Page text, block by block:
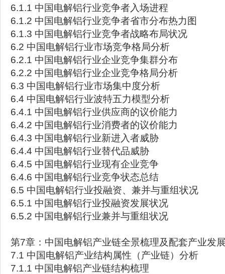
6.1.1 中国电解铝行业竞争者入场进程
6.1.2 中国电解铝行业竞争者省市分布热力图
6.1.3 中国电解铝行业竞争者战略布局状况
6.2 中国电解铝行业市场竞争格局分析
6.2.1 中国电解铝行业企业竞争集群分布
6.2.2 中国电解铝行业企业竞争格局分析
6.3 中国电解铝行业市场集中度分析
6.4 中国电解铝行业波特五力模型分析
6.4.1 中国电解铝行业供应商的议价能力
6.4.2 中国电解铝行业消费者的议价能力
6.4.3 中国电解铝行业新进入者威胁
6.4.4 中国电解铝行业替代品威胁
6.4.5 中国电解铝行业现有企业竞争
6.4.6 中国电解铝行业竞争状态总结
6.5 中国电解铝行业投融资、兼并与重组状况
6.5.1 中国电解铝行业投融资发展状况
6.5.2 中国电解铝行业兼并与重组状况
第7章：中国电解铝产业链全景梳理及配套产业发
7.1 中国电解铝产业结构属性（产业链）分析
7.1.1 中国电解铝产业链结构梳理